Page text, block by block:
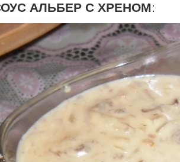
АЛЬБЕР С ХРЕНОМ: